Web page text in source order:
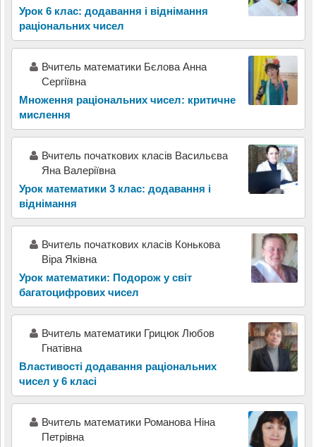
Урок 6 клас: додавання і віднімання
раціональних чисел
Вчитель математики Бєлова Анна
Сергіївна
Множення раціональних чисел: критичне
мислення
Вчитель початкових класів Васильєва
Яна Валеріївна
Урок математики 3 клас: додавання і
віднімання
Вчитель початкових класів Конькова
Віра Яківна
Урок математики: Подорож у світ
багатоцифрових чисел
Вчитель математики Грицюк Любов
Гнатівна
Властивості додавання раціональних
чисел у 6 класі
Вчитель математики Романова Ніна
Петрівна